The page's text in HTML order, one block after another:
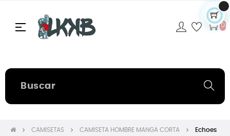
Navegación
☰ 0
CAMISETAS CAMISETA HOMBRE MANGA CORTA
Echoes